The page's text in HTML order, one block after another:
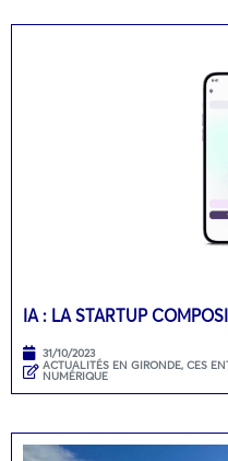
IA : LA STARTUP
31/10/2023
ACTUALITÉS EN GIRONDE, CES
NUMÉRIQUE